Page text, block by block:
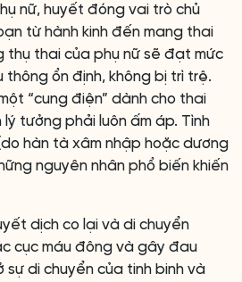
nữ, huyết đóng vai trò chủ
từ hành kinh đến mang thai
thụ thai của phụ nữ sẽ đạt mức
thông ổn định, không bị trì trệ.
“cung điện” dành cho thai
tưởng phải luôn ấm áp. Tình
hàn tà xâm nhập hoặc dương
nguyên nhân phổ biến khiến
dịch co lại và di chuyển
cục máu đông và gây đau
di chuyển của tinh binh và